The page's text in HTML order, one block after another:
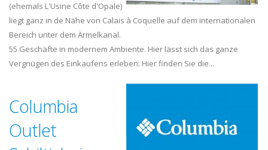
(ehemals L'Usine Côte d'Opale)
liegt ganz in de Nähe von Calais à Coquelle auf dem internationalen
Bereich unter dem Ärmelkanal.
55 Geschäfte in modernem Ambiente. Hier lässt sich das ganze
Vergnügen des Einkaufens erleben: Hier finden Sie die...
Columbia
Outlet